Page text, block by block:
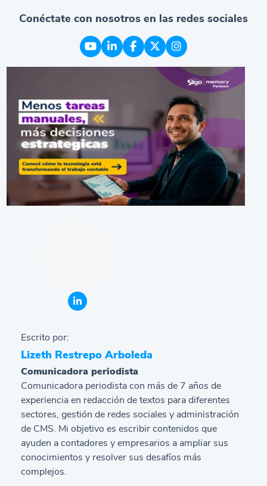
Conéctate con nosotros en las redes sociales
Escrito por:
Lizeth Restrepo Arboleda
Comunicadora periodista
Comunicadora periodista con más de 7 años de
experiencia en redacción de textos para diferentes
sectores, gestión de redes sociales y administración
de CMS. Mi objetivo es escribir contenidos que
ayuden a contadores y empresarios a ampliar sus
conocimientos y resolver sus desafíos más
complejos.